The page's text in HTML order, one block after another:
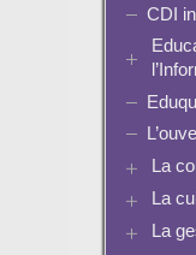
CDI
EMI
La
La
La
La